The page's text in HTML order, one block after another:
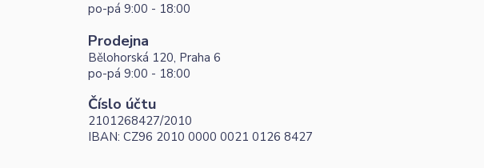
po-pá 9:00 - 18:00
Prodejna
Bělohorská 120, Praha 6
po-pá 9:00 - 18:00
Číslo účtu
2101268427/2010
IBAN: CZ96 2010 0000 0021 0126 8427